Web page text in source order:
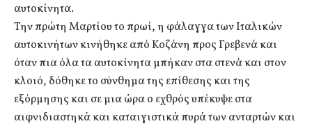
αυτοκίνητα.
Την πρώτη Μαρτίου το πρωί, η φάλαγγα των Ιταλικών
αυτοκινήτων κινήθηκε από Κοζάνη προς Γρεβενά και
όταν πια όλα τα αυτοκίνητα μπήκαν στα στενά και στον
κλοιό, δόθηκε το σύνθημα της επίθεσης και της
εξόρμησης και σε μια ώρα ο εχθρός υπέκυψε στα
αιφνιδιαστηκά και καταιγιστικά πυρά των ανταρτών και